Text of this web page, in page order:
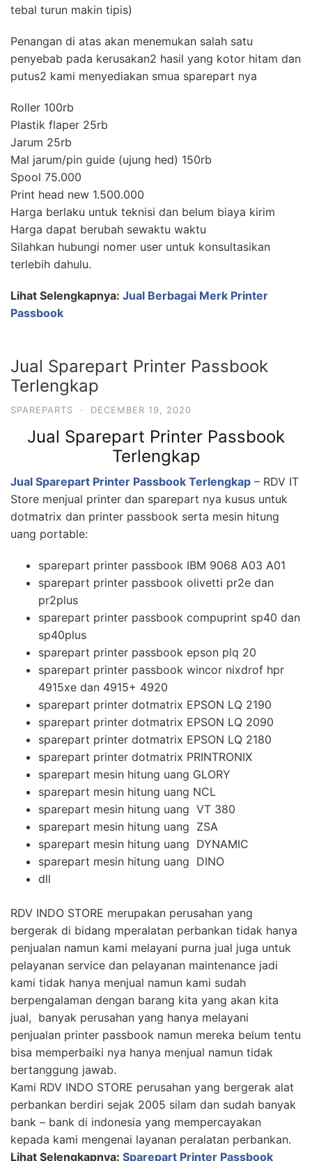
tebal turun makin tipis)
Penangan di atas akan menemukan salah satu
penyebab pada kerusakan2 hasil yang kotor hitam dan
putus2 kami menyediakan smua sparepart nya
Roller 100rb
Plastik flaper 25rb
Jarum 25rb
Mal jarum/pin guide (ujung hed) 150rb
Spool 75.000
Print head new 1.500.000
Harga berlaku untuk teknisi dan belum biaya kirim
Harga dapat berubah sewaktu waktu
Silahkan hubungi nomer user untuk konsultasikan
terlebih dahulu.
Lihat Selengkapnya: Jual Berbagai Merk Printer
Passbook
Jual Sparepart Printer Passbook
Terlengkap
SPAREPARTS · DECEMBER 19, 2020
Jual Sparepart Printer Passbook
Terlengkap
Jual Sparepart Printer Passbook Terlengkap – RDV IT
Store menjual printer dan sparepart nya kusus untuk
dotmatrix dan printer passbook serta mesin hitung
uang portable:
sparepart printer passbook IBM 9068 A03 A01
sparepart printer passbook olivetti pr2e dan
pr2plus
sparepart printer passbook compuprint sp40 dan
sp40plus
sparepart printer passbook epson plq 20
sparepart printer passbook wincor nixdrof hpr
4915xe dan 4915+ 4920
sparepart printer dotmatrix EPSON LQ 2190
sparepart printer dotmatrix EPSON LQ 2090
sparepart printer dotmatrix EPSON LQ 2180
sparepart printer dotmatrix PRINTRONIX
sparepart mesin hitung uang GLORY
sparepart mesin hitung uang NCL
sparepart mesin hitung uang VT 380
sparepart mesin hitung uang ZSA
sparepart mesin hitung uang DYNAMIC
sparepart mesin hitung uang DINO
dll
RDV INDO STORE merupakan perusahan yang
bergerak di bidang mperalatan perbankan tidak hanya
penjualan namun kami melayani purna jual juga untuk
pelayanan service dan pelayanan maintenance jadi
kami tidak hanya menjual namun kami sudah
berpengalaman dengan barang kita yang akan kita
jual, banyak perusahan yang hanya melayani
penjualan printer passbook namun mereka belum tentu
bisa memperbaiki nya hanya menjual namun tidak
bertanggung jawab.
Kami RDV INDO STORE perusahan yang bergerak alat
perbankan berdiri sejak 2005 silam dan sudah banyak
bank – bank di indonesia yang mempercayakan
kepada kami mengenai layanan peralatan perbankan.
Lihat Selengkapnya: Sparepart Printer Passbook